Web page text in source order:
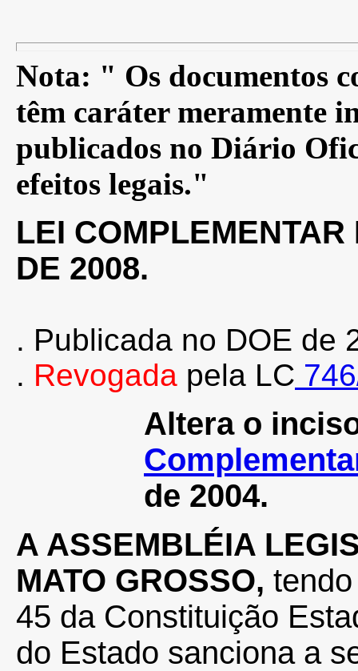
Nota: " Os documentos
têm caráter meramente
publicados no Diário
efeitos legais."
LEI
DE 2008.
. Publicada no DOE de
. Revogada pela LC
Altera o
de 2004.
A ASSEMBLÉIA
MATO GROSSO,
45 da Constituição
do Estado sanciona a